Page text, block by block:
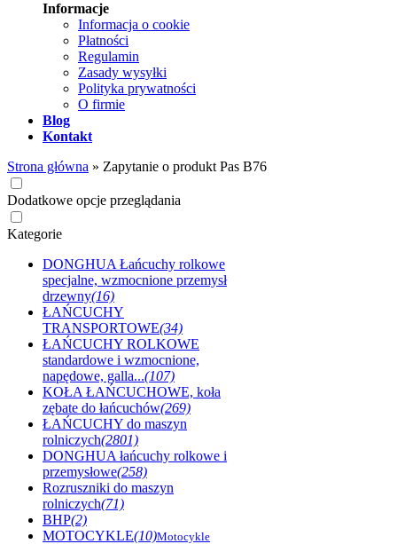
Informacje
Informacja o cookie
Płatności
Regulamin
Zasady wysyłki
Polityka prywatności
O firmie
Blog
Kontakt
Strona główna » Zapytanie o produkt Pas B76
Dodatkowe opcje przeglądania
Kategorie
DONGHUA Łańcuchy rolkowe
specjalne, wzmocnione przemysł
drzewny(16)
ŁAŃCUCHY
TRANSPORTOWE(34)
ŁAŃCUCHY ROLKOWE
standardowe i wzmocnione,
napędowe, galla...(107)
KOŁA ŁAŃCUCHOWE, koła
zębate do łańcuchów(269)
ŁAŃCUCHY do maszyn
rolniczych(2801)
DONGHUA łańcuchy rolkowe i
przemysłowe(258)
Rozruszniki do maszyn
rolniczych(71)
BHP(2)
MOTOCYKLE(10)Motocykle